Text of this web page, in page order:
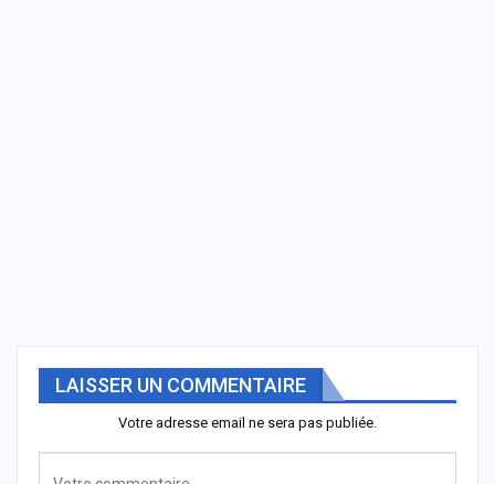
LAISSER UN COMMENTAIRE
Votre adresse email ne sera pas publiée.